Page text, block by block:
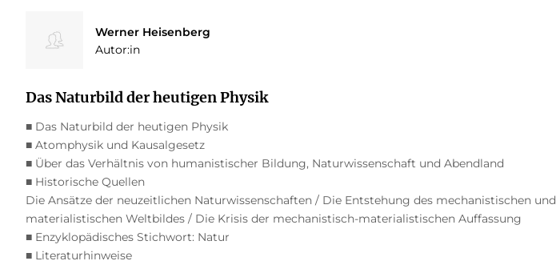
Werner Heisenberg
Autor:in
Das Naturbild der heutigen Physik
■ Das Naturbild der heutigen Physik
■ Atomphysik und Kausalgesetz
■ Über das Verhältnis von humanistischer Bildung, Naturwissenschaft und Abendland
■ Historische Quellen
Die Ansätze der neuzeitlichen Naturwissenschaften / Die Entstehung des mechanistischen und
materialistischen Weltbildes / Die Krisis der mechanistisch-materialistischen Auffassung
■ Enzyklopädisches Stichwort: Natur
■ Literaturhinweise